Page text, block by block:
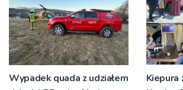
Wypadek quada z udziałem
Kiepura